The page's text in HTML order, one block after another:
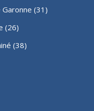
(31)
(26)
(38)